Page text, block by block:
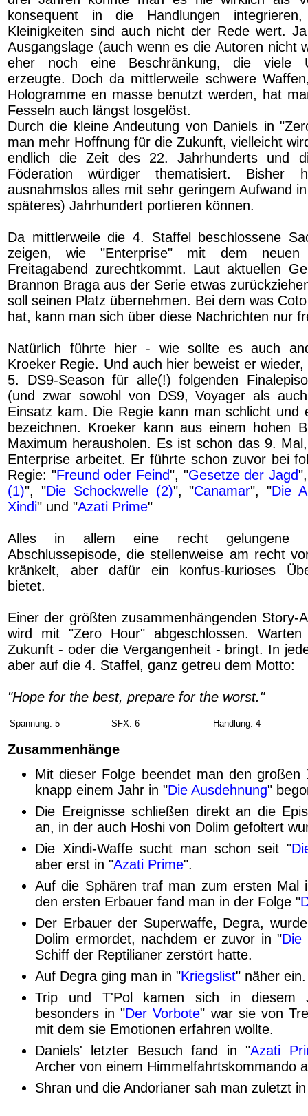
konsequent in die Handlungen
Kleinigkeiten sind auch nicht der Rede wert.
Ausgangslage (auch wenn es die Autoren nicht
eher noch eine Beschränkung, die viele
erzeugte. Doch da mittlerweile schwere
Hologramme en masse benutzt werden, hat
Fesseln auch längst losgelöst.
Durch die kleine Andeutung von Daniels in
man mehr Hoffnung für die Zukunft, vielleicht
endlich die Zeit des 22. Jahrhunderts und
Föderation würdiger thematisiert. Bisher
ausnahmslos alles mit sehr geringem Aufwand
späteres) Jahrhundert portieren können.
Da mittlerweile die 4. Staffel beschlossene
zeigen, wie "Enterprise" mit dem neuen
Freitagabend zurechtkommt. Laut aktuellen
Brannon Braga aus der Serie etwas
soll seinen Platz übernehmen. Bei dem was
hat, kann man sich über diese Nachrichten nur
Natürlich führte hier - wie sollte es auch
Kroeker Regie. Und auch hier beweist er
5. DS9-Season für alle(!) folgenden
(und zwar sowohl von DS9, Voyager als
Einsatz kam. Die Regie kann man schlicht und
bezeichnen. Kroeker kann aus einem hohen
Maximum herausholen. Es ist schon das 9.
Enterprise arbeitet. Er führte schon zuvor bei
Regie: "Freund oder Feind", "Gesetze der Jagd
(1)", "Die Schockwelle (2)", "Canamar", "Die
Xindi" und "Azati Prime"
Alles in allem eine recht gelungene
Abschlussepisode, die stellenweise am recht
kränkelt, aber dafür ein konfus-kurioses
bietet.
Einer der größten zusammenhängenden Story-
wird mit "Zero Hour" abgeschlossen.
Zukunft - oder die Vergangenheit - bringt. In
aber auf die 4. Staffel, ganz getreu dem Motto:
"Hope for the best, prepare for the worst."
Spannung: 5 SFX: 6 Handlung: 4
Zusammenhänge
Mit dieser Folge beendet man den großen
knapp einem Jahr in "Die Ausdehnung"
Die Ereignisse schließen direkt an die
an, in der auch Hoshi von Dolim gefoltert
Die Xindi-Waffe sucht man schon seit "
aber erst in "Azati Prime".
Auf die Sphären traf man zum ersten Mal
den ersten Erbauer fand man in der Folge "
Der Erbauer der Superwaffe, Degra,
Dolim ermordet, nachdem er zuvor in "Die
Schiff der Reptilianer zerstört hatte.
Auf Degra ging man in "Kriegslist" näher ein.
Trip und T'Pol kamen sich in diesem
besonders in "Der Vorbote" war sie von
mit dem sie Emotionen erfahren wollte.
Daniels' letzter Besuch fand in "Azati
Archer von einem Himmelfahrtskommando
Shran und die Andorianer sah man zuletzt